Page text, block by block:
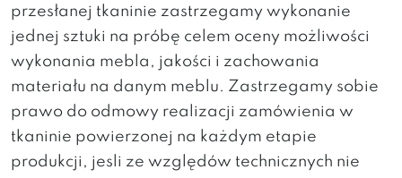
przesłanej tkaninie zastrzegamy wykonanie
jednej sztuki na próbę celem oceny możliwości
wykonania mebla, jakości i zachowania
materiału na danym meblu. Zastrzegamy sobie
prawo do odmowy realizacji zamówienia w
tkaninie powierzonej na każdym etapie
produkcji, jesli ze względów technicznych nie